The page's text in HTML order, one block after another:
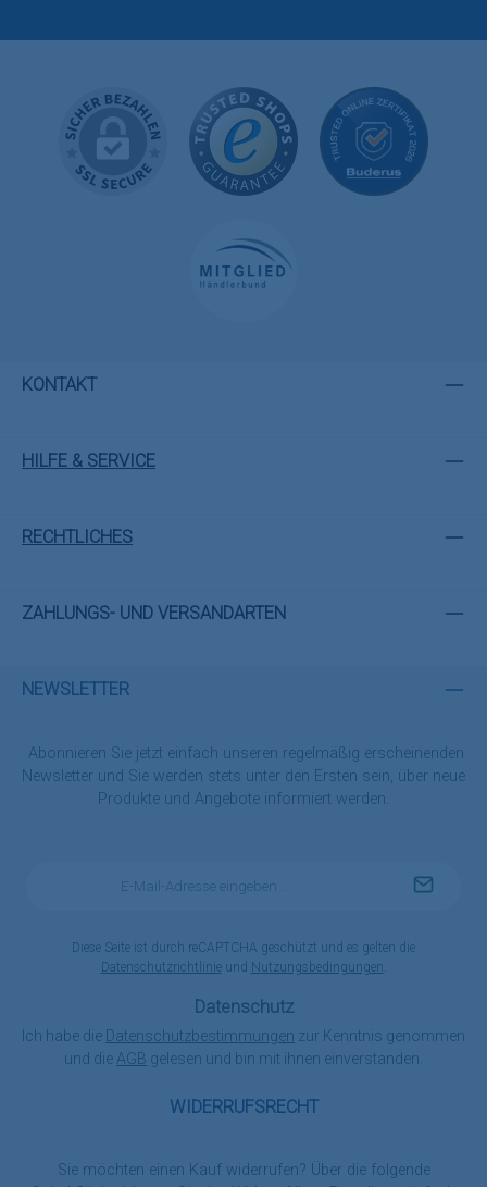
KONTAKT
HILFE & SERVICE
RECHTLICHES
ZAHLUNGS- UND VERSANDARTEN
WIDERRUFSRECHT
Sie möchten einen Kauf widerrufen? Über die folgende
NEWSLETTER
Abonnieren Sie jetzt einfach unseren regelmäßig erscheinenden
Newsletter und Sie werden stets unter den Ersten sein, über neue
Produkte und Angebote informiert werden.
Diese Seite ist durch reCAPTCHA geschützt und es gelten die
Datenschutzrichtlinieund Nutzungsbedingungen
Datenschutz
Ich habe die Datenschutzbestimmungen zur Kenntnis genommen
und die AGB gelesen und bin mit ihnen einverstanden.